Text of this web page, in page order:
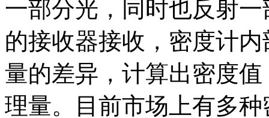
一部分光，同时也反射
的接收器接收，密度计
量的差异，计算出密度
理量。目前市场上有多